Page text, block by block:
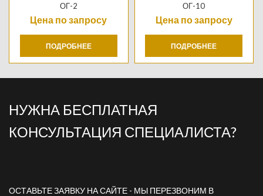
ОГ-2
Цена по запросу
ПОДРОБНЕЕ
ОГ-10
Цена по запросу
ПОДРОБНЕЕ
НУЖНА БЕСПЛАТНАЯ
КОНСУЛЬТАЦИЯ СПЕЦИАЛИСТА?
ОСТАВЬТЕ ЗАЯВКУ НА САЙТЕ - МЫ ПЕРЕЗВОНИМ В